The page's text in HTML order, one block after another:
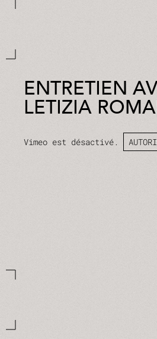
ENTRETIEN
LETIZIA
Vimeo est désactivé.